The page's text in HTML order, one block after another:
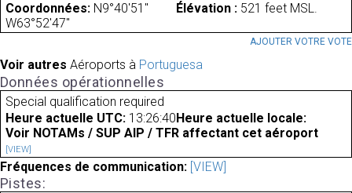
Coordonnées: N9°40'51"
W63°52'47"
Élévation : 521 feet MSL.
AJOUTER VOTRE VOTE
Voir autres Aéroports à Portuguesa
Données opérationnelles
Special qualification required
Heure actuelle UTC: 13:26:40 Heure actuelle locale:
Voir NOTAMs / SUP AIP / TFR affectant cet aéroport
[VIEW]
Fréquences de communication: [VIEW]
Pistes: